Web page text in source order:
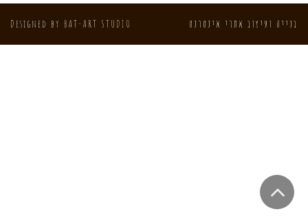
בנייה ועיצוב אתרי אינטרנט Designed by BAT-ART STUDIO
גלילה
לראש